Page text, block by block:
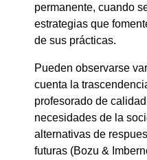
permanente, cuando
estrategias que
de sus prácticas.
Pueden observarse
cuenta la
profesorado de
necesidades de la
alternativas de
futuras (Bozu &